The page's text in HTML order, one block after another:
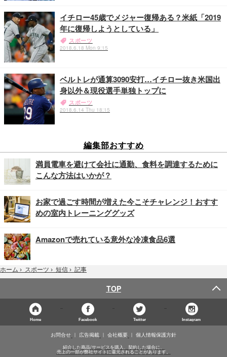
イチロー45歳でメジャー復帰ある？米紙「2019
年に復帰しようとしている」
スポーツ
2018.6.18 Mon 9:15
ベルトレが通算3090安打…イチロー抜き米国出
身以外＆現役選手単独トップに
スポーツ
2018.6.14 Thu 18:15
編集部おすすめ
満員電車を避けて会社に通勤、食料を調達するために
こんな方法はいかが？
お家で過ごす時間が増えた今こそチャレンジ！おすす
めの室内トレーニンググッズ
Amazonで売れている意外な冷凍食品6選
ホーム › スポーツ › 短信 › 記事
TOP
Home Facebook Twitter Instagram
お問合せ 広告掲載 会社概要 個人情報保護方針
紹介した商品/サービスを購入、契約した場合に、
売上の一部が弊社サイトに還元されることがあります。